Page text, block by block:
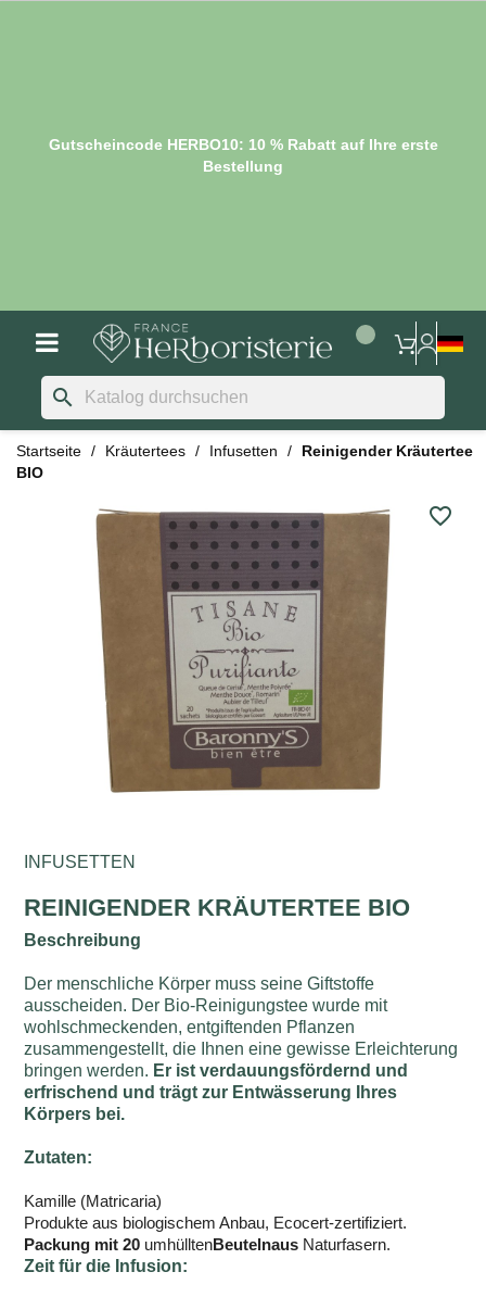
Gutscheincode HERBO10: 10 % Rabatt auf Ihre erste
Bestellung
search
Startseite Kräutertees Infusetten
Reinigender Kräutertee
BIO
favorite_border
INFUSETTEN
REINIGENDER KRÄUTERTEE BIO
Beschreibung
Der menschliche Körper muss seine Giftstoffe
ausscheiden. Der Bio-Reinigungstee wurde mit
wohlschmeckenden, entgiftenden Pflanzen
zusammengestellt, die Ihnen eine gewisse Erleichterung
bringen werden. Er ist verdauungsfördernd und
erfrischend und trägt zur Entwässerung Ihres
Körpers bei.
Zutaten:
Kamille (Matricaria)
Produkte aus biologischem Anbau, Ecocert-zertifiziert.
Packung mit 20 umhülltenBeutelnaus Naturfasern.
Zeit für die Infusion: